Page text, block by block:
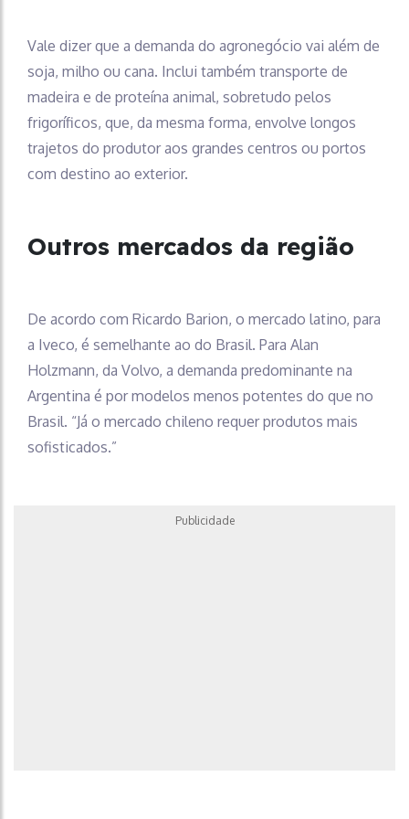
Vale dizer que a demanda do agronegócio vai além de
soja, milho ou cana. Inclui também transporte de
madeira e de proteína animal, sobretudo pelos
frigoríficos, que, da mesma forma, envolve longos
trajetos do produtor aos grandes centros ou portos
com destino ao exterior.
Outros mercados da região
De acordo com Ricardo Barion, o mercado latino, para
a Iveco, é semelhante ao do Brasil. Para Alan
Holzmann, da Volvo, a demanda predominante na
Argentina é por modelos menos potentes do que no
Brasil. “Já o mercado chileno requer produtos mais
sofisticados.”
Publicidade